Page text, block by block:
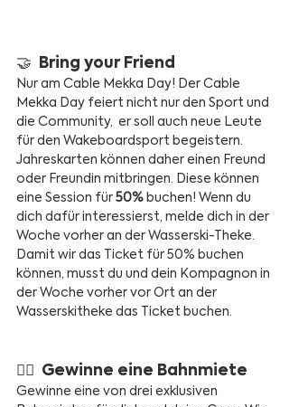
🤝  Bring your Friend
Nur am Cable Mekka Day! Der Cable
Mekka Day feiert nicht nur den Sport und
die Community,  er soll auch neue Leute
für den Wakeboardsport begeistern.
Jahreskarten können daher einen Freund
oder Freundin mitbringen. Diese können
eine Session für 50% buchen! Wenn du
dich dafür interessierst, melde dich in der
Woche vorher an der Wasserski-Theke.
Damit wir das Ticket für 50% buchen
können, musst du und dein Kompagnon in
der Woche vorher vor Ort an der
Wasserskitheke das Ticket buchen.
🏄‍♀️  Gewinne eine Bahnmiete
Gewinne eine von drei exklusiven